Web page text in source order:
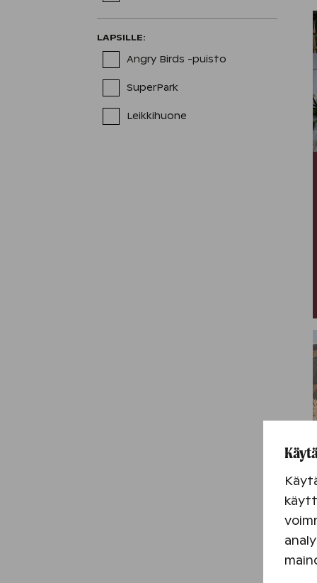
LAPSILLE:
Angry Birds -puisto
SuperPark
Leikkihuone